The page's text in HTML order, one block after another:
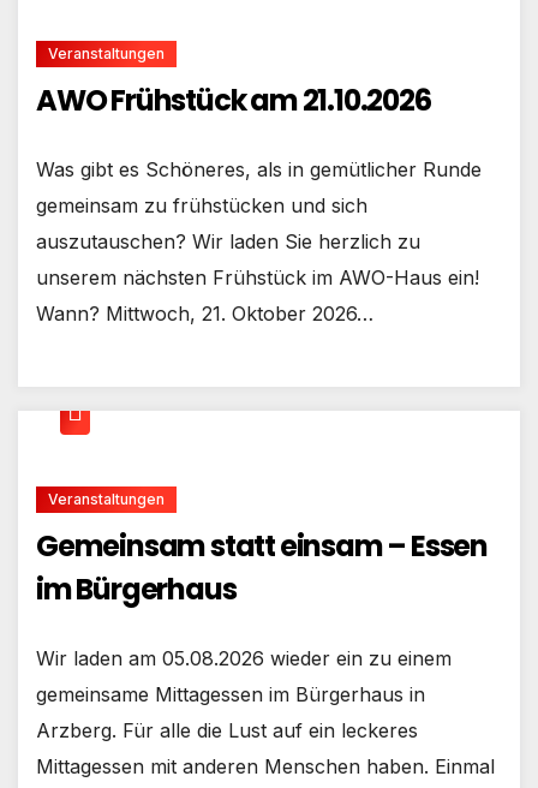
Veranstaltungen
AWO Frühstück am 21.10.2026
Was gibt es Schöneres, als in gemütlicher Runde
gemeinsam zu frühstücken und sich
auszutauschen? Wir laden Sie herzlich zu
unserem nächsten Frühstück im AWO-Haus ein!
Wann? Mittwoch, 21. Oktober 2026…
Veranstaltungen
Gemeinsam statt einsam – Essen
im Bürgerhaus
Wir laden am 05.08.2026 wieder ein zu einem
gemeinsame Mittagessen im Bürgerhaus in
Arzberg. Für alle die Lust auf ein leckeres
Mittagessen mit anderen Menschen haben. Einmal